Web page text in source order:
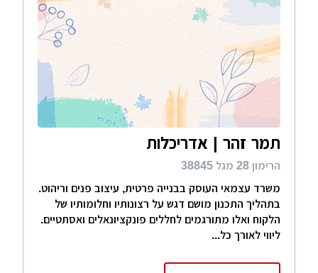
תמר זהר | אדריכלות
הרימון 28 מגל 38845
משרד עצמאי העוסק בבנייה פרטית, עיצוב פנים וריהוט.
בתהליך התכנון מושם דגש על רצונותיו וחלומותיו של
הלקוח ואלו מתורגמים לחללים פונקציונאלים ואסתטיים.
ליווי לאורך כל...